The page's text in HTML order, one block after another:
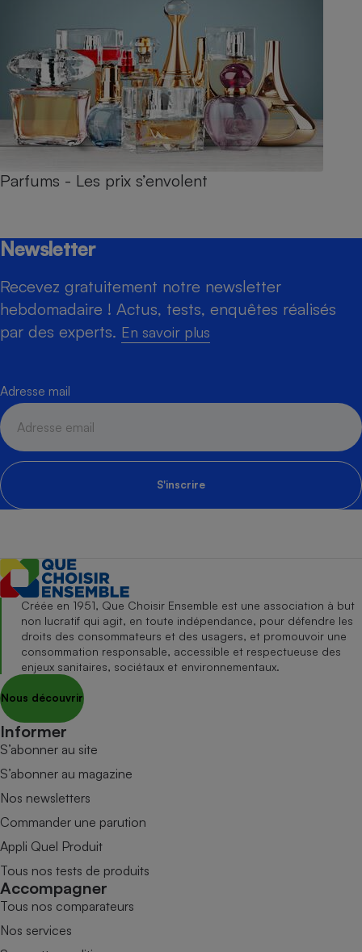
Parfums - Les prix s’envolent
Newsletter
Recevez gratuitement notre newsletter
hebdomadaire ! Actus, tests, enquêtes réalisés
par des experts. En savoir plus
Adresse mail
S'inscrire
Créée en 1951, Que Choisir Ensemble est une association à but
non lucratif qui agit, en toute indépendance, pour défendre les
droits des consommateurs et des usagers, et promouvoir une
consommation responsable, accessible et respectueuse des
enjeux sanitaires, sociétaux et environnementaux.
Nous découvrir
Informer
S’abonner au site
S’abonner au magazine
Nos newsletters
Commander une parution
Appli Quel Produit
Tous nos tests de produits
Accompagner
Tous nos comparateurs
Nos services